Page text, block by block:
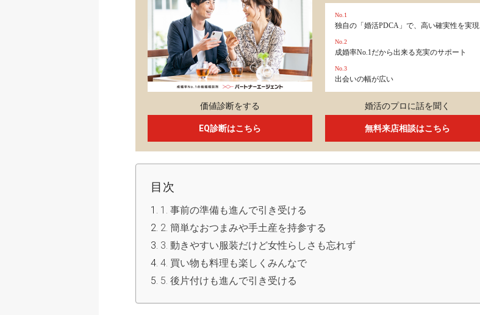
価値診断をする
EQ診断はこちら
No.1
独自の「婚活PDCA」で、高い確実性を実現
No.2
成婚率No.1だから出来る充実のサポート
No.3
出会いの幅が広い
婚活のプロに話を聞く
無料来店相談はこちら
目次
1. 事前の準備も進んで引き受ける
2. 簡単なおつまみや手土産を持参する
3. 動きやすい服装だけど女性らしさも忘れず
4. 買い物も料理も楽しくみんなで
5. 後片付けも進んで引き受ける